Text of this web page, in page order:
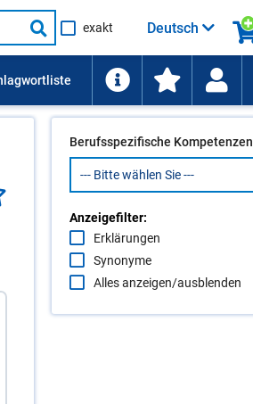
Suche
starten
exakt Deutsch
Berufsspezifische Kompetenzen
Anzeigefilter:
Erklärungen
Synonyme
Alles anzeigen/ausblenden